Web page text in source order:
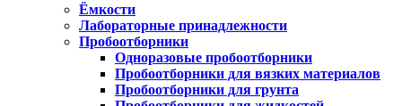
Ёмкости
Лабораторные принадлежности
Пробоотборники
Одноразовые пробоотборники
Пробоотборники для вязких материалов
Пробоотборники для грунта